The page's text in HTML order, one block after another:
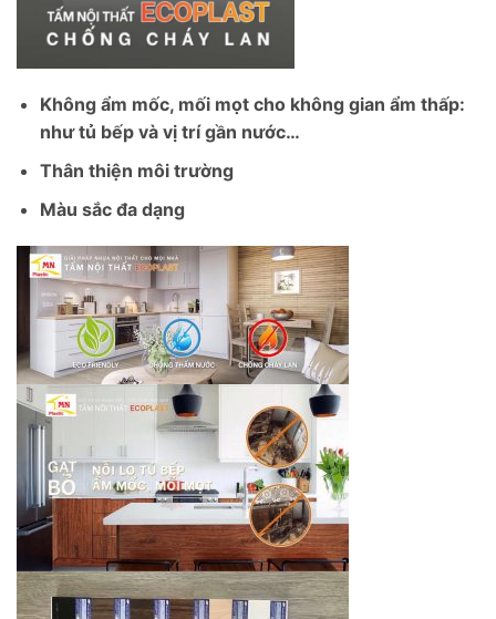
Không ẩm mốc, mối mọt cho không gian ẩm thấp:
như tủ bếp và vị trí gần nước…
Thân thiện môi trường
Màu sắc đa dạng